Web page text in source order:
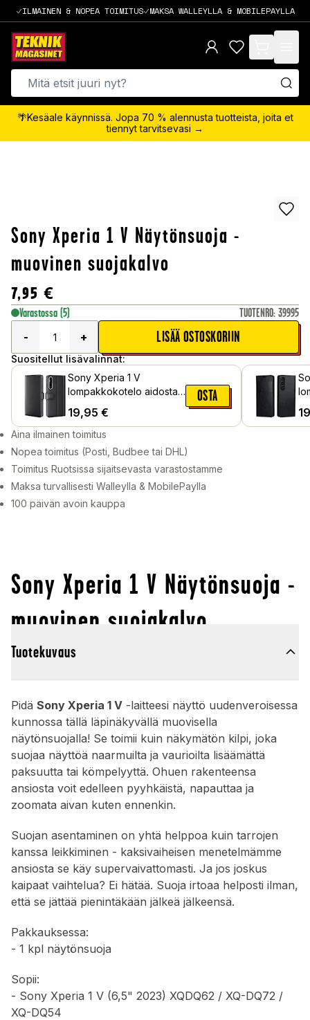
ILMAINEN & NOPEA TOIMITUS MAKSA WALLEYLLA & MOBILEPAYLLA
items in cart,
🌴Kesäale käynnissä. Jopa 70 % alennusta tuotteista, joita et
tiennyt tarvitsevasi →
Sony Xperia 1 V Näytönsuoja -
muovinen suojakalvo
7,95 €
Varastossa (5) TUOTENRO: 39995
-
+ LISÄÄ OSTOSKORIIN
Suositellut lisävalinnat:
Sony Xperia 1 V
lompakkokotelo aidosta
19,95 €
OSTA
Aina ilmainen toimitus
Nopea toimitus (Posti, Budbee tai DHL)
Toimitus Ruotsissa sijaitsevasta varastostamme
Maksa turvallisesti Walleylla & MobilePaylla
100 päivän avoin kauppa
Sony Xperia 1 V Näytönsuoja -
muovinen suojakalvo
Tuotekuvaus
Pidä Sony Xperia 1 V -laitteesi näyttö uudenveroisessa
kunnossa tällä läpinäkyvällä muovisella
näytönsuojalla! Se toimii kuin näkymätön kilpi, joka
suojaa näyttöä naarmuilta ja vaurioilta lisäämättä
paksuutta tai kömpelyyttä. Ohuen rakenteensa
ansiosta voit edelleen pyyhkäistä, napauttaa ja
zoomata aivan kuten ennenkin.
Suojan asentaminen on yhtä helppoa kuin tarrojen
kanssa leikkiminen - kaksivaiheisen menetelmämme
ansiosta se käy supervaivattomasti. Ja jos joskus
kaipaat vaihtelua? Ei hätää. Suoja irtoaa helposti ilman,
että se jättää pienintäkään jälkeä jälkeensä.
Pakkauksessa:
- 1 kpl näytönsuoja
Sopii:
- Sony Xperia 1 V (6,5" 2023) XQDQ62 / XQ-DQ72 /
XQ-DQ54